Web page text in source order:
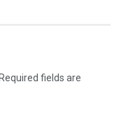
Required fields are